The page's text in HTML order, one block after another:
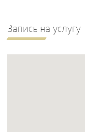
Запись на услугу